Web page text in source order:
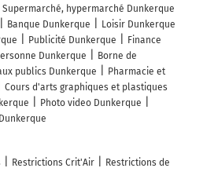
Supermarché, hypermarché Dunkerque
Banque Dunkerque
Loisir Dunkerque
Publicité Dunkerque
Finance
Dunkerque
Borne de
publics Dunkerque
Pharmacie et
Cours d'arts graphiques et plastiques
Photo video Dunkerque
Restrictions Crit'Air
Restrictions de